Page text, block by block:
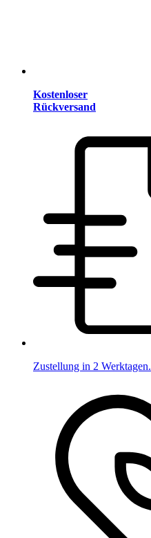
Kostenloser
Rückversand
Zustellung in 2 Werktagen.